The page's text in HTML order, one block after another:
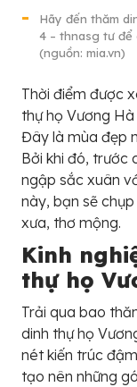
Hãy đến thăm
4 – thnasg tư để
(nguồn: mia.vn)
Thời điểm được
thự họ Vương
Đây là mùa đẹp
Bởi khi đó, trước
ngập sắc xuân
này, bạn sẽ
xưa, thơ mộng.
Kinh
thự họ
Trải qua bao
dinh thự họ
nét kiến trúc
tạo nên những